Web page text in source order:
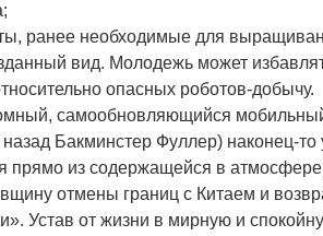
ранее необходимые для
вид. Молодежь может
опасных роботов-добычу.
самообновляющийся
назад Бакминстер Фуллер) наконец-то
прямо из содержащейся в атмосфере
отмены границ с Китаем и
Устав от жизни в мирную и